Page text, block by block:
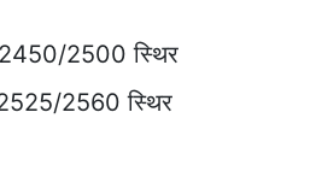
2500 स्थिर
2560 स्थिर